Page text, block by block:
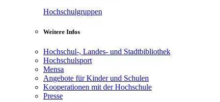
Hochschulgruppen
Weitere Infos
Hochschul-, Landes- und Stadtbibliothek
Hochschulsport
Mensa
Angebote für Kinder und Schulen
Kooperationen mit der Hochschule
Presse